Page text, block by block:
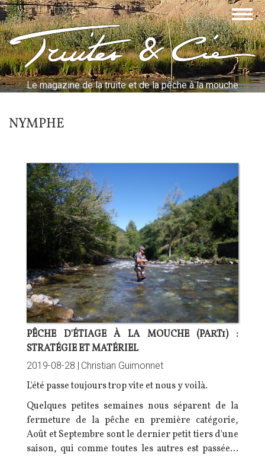
Aller
au
contenu
principalTruites & Cie
Le magazine de la truite et de la pêche à la mouche
NYMPHE
PÊCHE D'ÉTIAGE À LA MOUCHE (PART1) :
STRATÉGIE ET MATÉRIEL
2019-08-28 | Christian Guimonnet
L'été passe toujours trop vite et nous y voilà.
Quelques petites semaines nous séparent de la
fermeture de la pêche en première catégorie,
Août et Septembre sont le dernier petit tiers d'une
saison, qui comme toutes les autres est passée…